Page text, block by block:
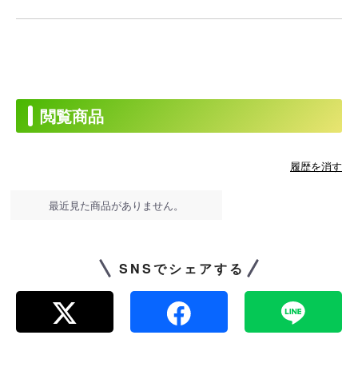
閲覧商品
履歴を消す
最近見た商品がありません。
SNSでシェアする